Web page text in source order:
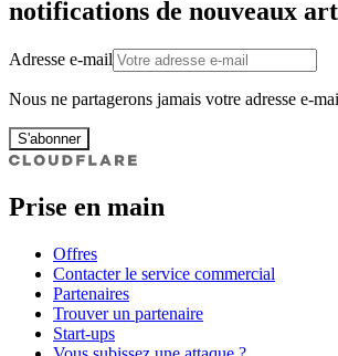
notifications de nouveaux
Adresse e-mail
Nous ne partagerons jamais votre adresse e-
S'abonner
Prise en main
Offres
Contacter le service commercial
Partenaires
Trouver un partenaire
Start-ups